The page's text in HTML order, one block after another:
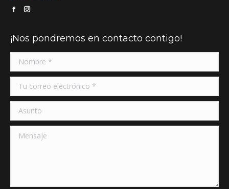
Facebook
opens
in
new
window
Instagram
opens
in
new
window
¡Nos pondremos en contacto contigo!